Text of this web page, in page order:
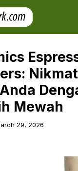
Mewah
29, 2026